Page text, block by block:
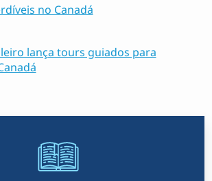
no Canadá
lança tours guiados para